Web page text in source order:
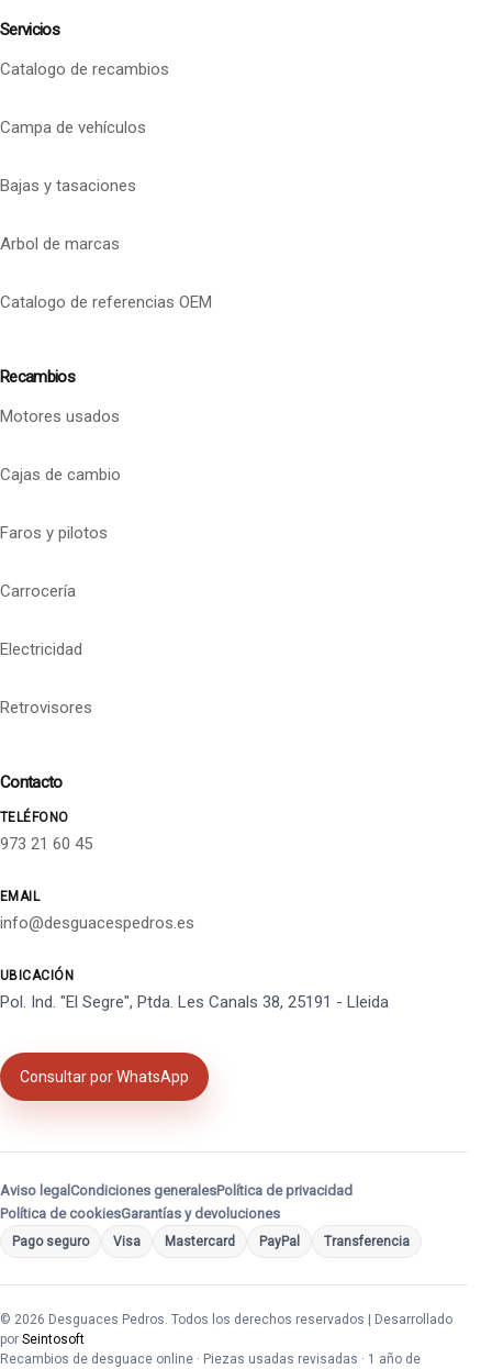
Servicios
Catalogo de recambios
Campa de vehículos
Bajas y tasaciones
Arbol de marcas
Catalogo de referencias OEM
Recambios
Motores usados
Cajas de cambio
Faros y pilotos
Carrocería
Electricidad
Retrovisores
Contacto
TELÉFONO
973 21 60 45
EMAIL
info@desguacespedros.es
UBICACIÓN
Pol. Ind. "El Segre", Ptda. Les Canals 38, 25191 - Lleida
Consultar por WhatsApp
Aviso legal Condiciones generalesPolítica de privacidad
Política de cookiesGarantías y devoluciones
Pago seguro Visa Mastercard PayPal Transferencia
© 2026 Desguaces Pedros. Todos los derechos reservados | Desarrollado
por Seintosoft
Recambios de desguace online · Piezas usadas revisadas · 1 año de